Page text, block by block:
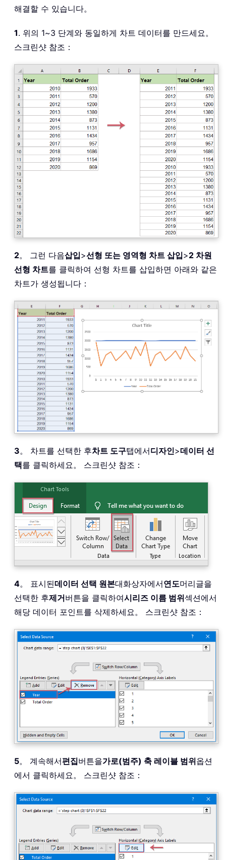
해결할 수 있습니다。
1. 위의 1~3 단계와 동일하게 차트 데이터를 만드세요。
스크린샷 참조：
2。 그런 다음삽입>선형 또는 영역형 차트 삽입>2 차원
선형 차트를 클릭하여 선형 차트를 삽입하면 아래와 같은
차트가 생성됩니다：
3。 차트를 선택한 후차트 도구탭에서디자인>데이터 선
택를 클릭하세요。 스크린샷 참조：
4。 표시된데이터 선택 원본대화상자에서연도머리글을
선택한 후제거버튼을 클릭하여시리즈 이름 범위섹션에서
해당 데이터 포인트를 삭제하세요。 스크린샷 참조：
5。 계속해서편집버튼을가로(범주) 축 레이블 범위옵션
에서 클릭하세요。 스크린샷 참조：